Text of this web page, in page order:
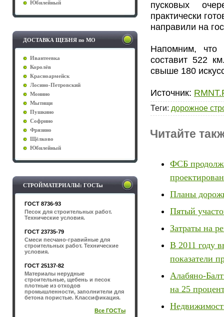
Юбилейный
ДОСТАВКА ЩЕБНЯ по МО
Ивантеевка
Королёв
Красноармейск
Лосино-Петровский
Монино
Мытищи
Пушкино
Софрино
Фрязино
Щёлково
Юбилейный
СТРОЙМАТЕРИАЛЫ: ГОСТы
ГОСТ 8736-93
Песок для строительных работ.
Технические условия.
ГОСТ 23735-79
Смеси песчано-гравийные для
строительных работ. Технические
условия.
ГОСТ 25137-82
Материалы нерудные
строительные, щебень и песок
плотные из отходов
промышленности, заполнители для
бетона пористые. Классификация.
Все ГОСТы
пусковых
практически
направили на
Напомним, что
составит 522
свыше 180
Источник:
Теги: дорожное
Читайте
ФСБ
Планы
Пятый
Затраты на
В 2011 году
показатели
Алабяно-
на 25